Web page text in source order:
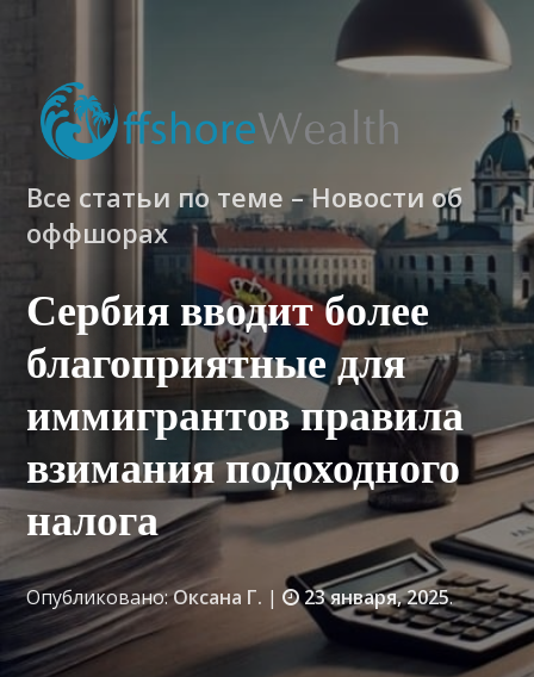
Все статьи по теме – Новости об
оффшорах
Сербия вводит более
благоприятные для
иммигрантов правила
взимания подоходного
налога
Опубликовано:Оксана Г. | 23 января, 2025.